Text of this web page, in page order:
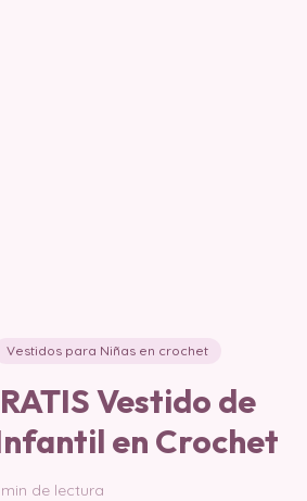
Vestidos para Niñas en crochet
Vestido de
en Crochet
de lectura